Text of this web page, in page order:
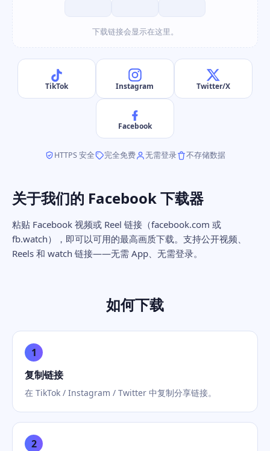
下载链接会显示在这里。
TikTok Instagram Twitter/X
Facebook
HTTPS 安全 完全免费 无需登录 不存储数据
关于我们的 Facebook 下载器
粘贴 Facebook 视频或 Reel 链接（facebook.com 或
fb.watch），即可以可用的最高画质下载。支持公开视频、
Reels 和 watch 链接——无需 App、无需登录。
如何下载
1
复制链接
在 TikTok / Instagram / Twitter 中复制分享链接。
2